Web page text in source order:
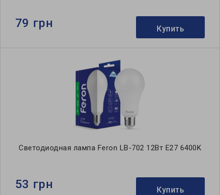
79 грн Купить
Светодиодная лампа Feron LB-702 12Вт E27 6400K
53 грн Купить